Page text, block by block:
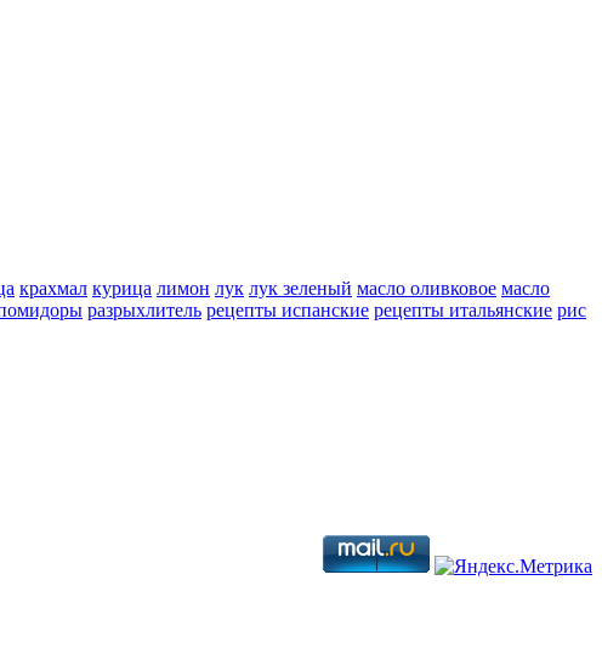
крахмал курица лимон лук лук зеленый масло оливковое масло
разрыхлитель рецепты испанские рецепты итальянские рис